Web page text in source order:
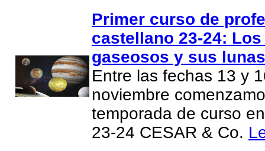
Primer curso de
castellano 23-24:
gaseosos y sus
Entre las fechas 13 y
noviembre
temporada de curso
23-24 CESAR & Co.